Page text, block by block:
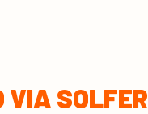
VIA